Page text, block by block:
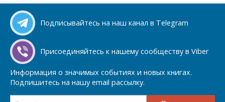
Подписывайтесь на наш канал в Telegram
Присоединяйтесь к нашему сообществу в Viber
Информация о значимых событиях и новых книгах.
Подпишитесь на нашу email рассылку.